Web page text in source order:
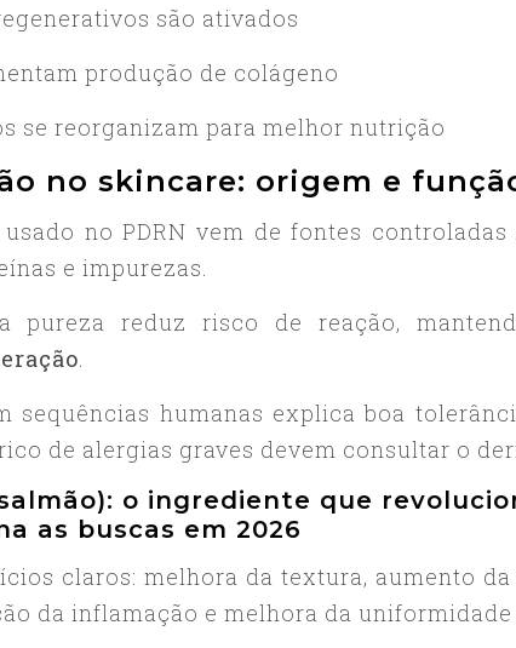
são ativados
produção de colágeno
se reorganizam para melhor nutrição
no skincare: origem e
usado no PDRN vem de fontes
e impurezas.
pureza reduz risco de reação,
.
sequências humanas explica boa
de alergias graves devem consultar o
salmão): o ingrediente que
as buscas em 2026
claros: melhora da textura, aumento
da inflamação e melhora da uniformidade